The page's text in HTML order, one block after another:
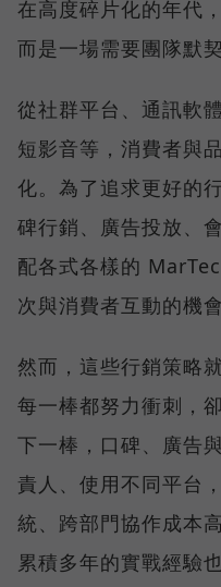
在高度碎片化的年代
而是一場需要團隊默
從社群平台、通訊軟
短影音等，消費者與
化。為了追求更好的
碑行銷、廣告投放、
配各式各樣的
次與消費者互動的機會
然而，這些行銷策略
每一棒都努力衝刺，
下一棒，口碑、廣告
責人、使用不同平台
統、跨部門協作成本
累積多年的實戰經驗